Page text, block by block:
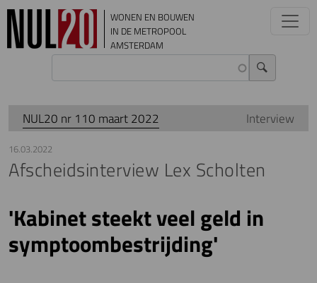
Overslaan en naar de inhoud gaan
WONEN EN BOUWEN
IN DE METROPOOL
AMSTERDAM
NUL20 nr 110 maart 2022 Interview
16.03.2022
Afscheidsinterview Lex Scholten
'Kabinet steekt veel geld in
symptoombestrijding'